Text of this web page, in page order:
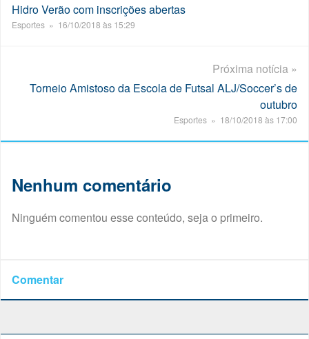
Hidro Verão com inscrições abertas
Esportes » 16/10/2018 às 15:29
Próxima notícia »
Torneio Amistoso da Escola de Futsal ALJ/Soccer’s de
outubro
Esportes » 18/10/2018 às 17:00
Nenhum comentário
Ninguém comentou esse conteúdo, seja o primeiro.
Comentar